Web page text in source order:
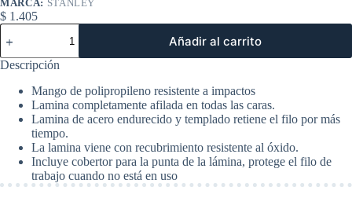
MARCA: STANLEY
$ 1.405
Juego
de
Formónes
para
Serie
5000.
Stanley
cantidad
Añadir al carrito
Descripción
Mango de polipropileno resistente a impactos
Lamina completamente afilada en todas las caras.
Lamina de acero endurecido y templado retiene el filo por más
tiempo.
La lamina viene con recubrimiento resistente al óxido.
Incluye cobertor para la punta de la lámina, protege el filo de
trabajo cuando no está en uso